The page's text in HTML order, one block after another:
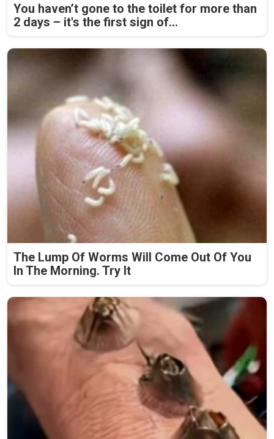
You haven’t gone to the toilet for more than
2 days – it's the first sign of...
The Lump Of Worms Will Come Out Of You
In The Morning. Try It